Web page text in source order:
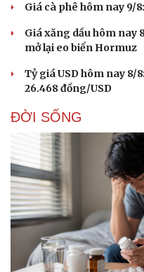
Giá cà phê hôm nay 9/
Giá xăng dầu hôm nay
mở lại eo biển Hormuz
Tỷ giá USD hôm nay 8/
26.468 đồng/USD
ĐỜI SỐNG